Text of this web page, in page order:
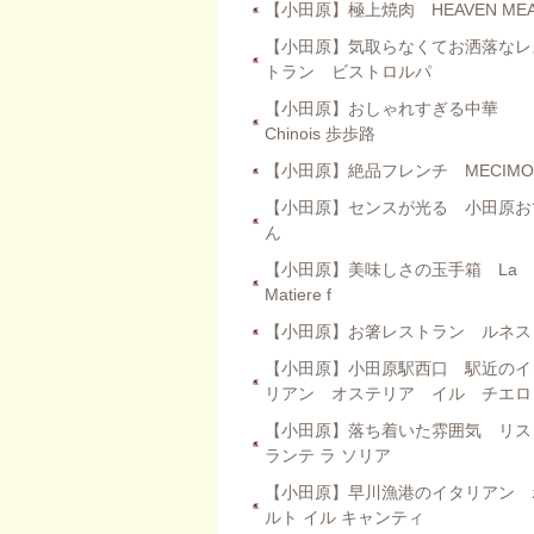
【小田原】極上焼肉 HEAVEN
【小田原】気取らなくてお洒落なレ
トラン ビストロルパ
【小田原】おしゃれすぎる中華
Chinois 歩歩路
【小田原】絶品フレンチ MECIMO
【小田原】センスが光る 小田原
ん
【小田原】美味しさの玉手箱 La
Matiere f
【小田原】お箸レストラン ルネス
【小田原】小田原駅西口 駅近のイ
リアン オステリア イル チエロ
【小田原】落ち着いた雰囲気 リス
ランテ ラ ソリア
【小田原】早川漁港のイタリアン
ルト イル キャンティ